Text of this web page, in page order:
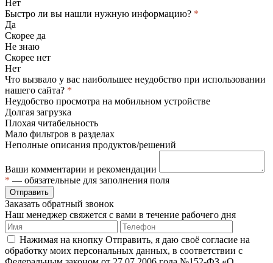
Нет
Быстро ли вы нашли нужную информацию? *
Да
Скорее да
Не знаю
Скорее нет
Нет
Что вызвало у вас наибольшее неудобство при использовании
нашего сайта? *
Неудобство просмотра на мобильном устройстве
Долгая загрузка
Плохая читабельность
Мало фильтров в разделах
Неполные описания продуктов/решений
Ваши комментарии и рекомендации
* — обязательные для заполнения поля
Отправить
Заказать обратный звонок
Наш менеджер свяжется с вами в течение рабочего дня
Нажимая на кнопку Отправить, я даю своё согласие на
обработку моих персональных данных, в соответствии с